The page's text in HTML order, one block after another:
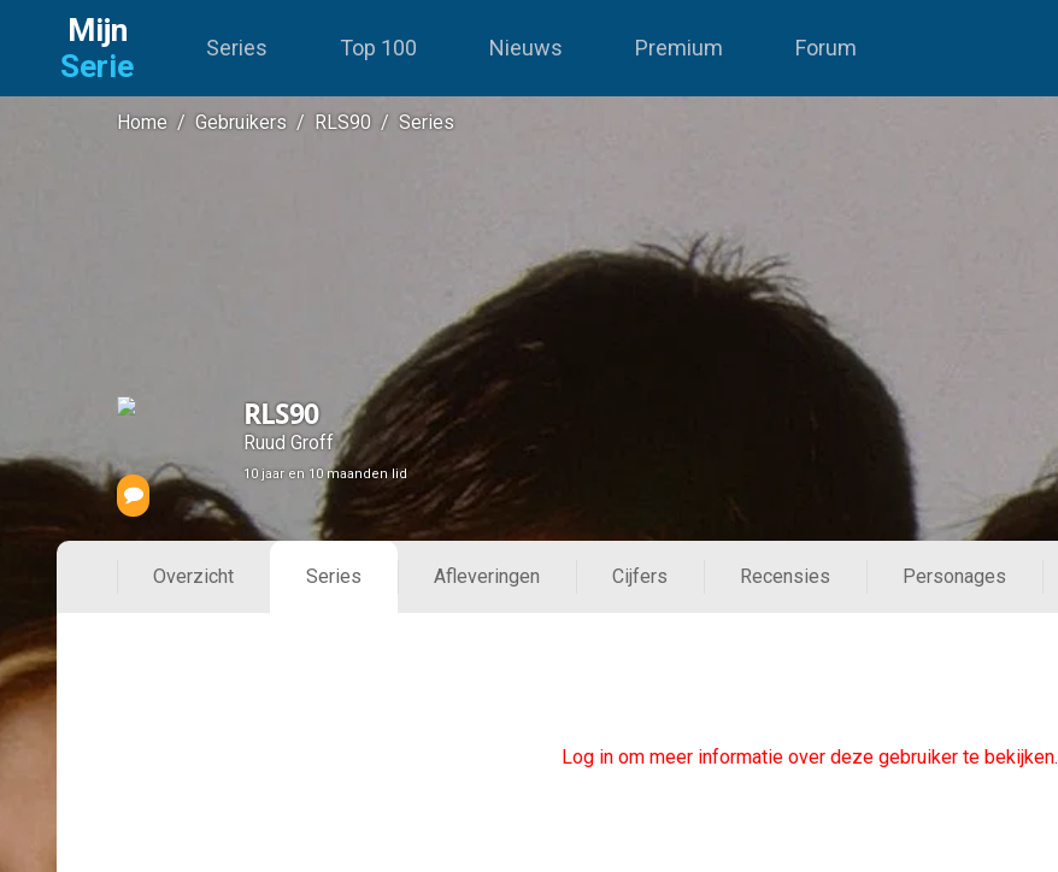
Mijn
Serie
Series Top 100 Nieuws Premium Forum
Home / Gebruikers / RLS90 / Series
RLS90
Ruud Groff
10 jaar en 10 maanden lid
Overzicht Series Afleveringen Cijfers Recensies Personages
Log in om meer informatie over deze gebruiker te bekijken.